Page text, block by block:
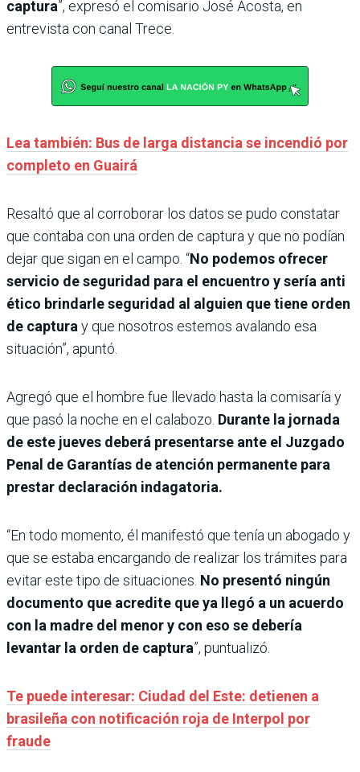
captura”, expresó el comisario José Acosta, en
entrevista con canal Trece.
Lea también: Bus de larga distancia se incendió por
completo en Guairá
Resaltó que al corroborar los datos se pudo constatar
que contaba con una orden de captura y que no podían
dejar que sigan en el campo. “No podemos ofrecer
servicio de seguridad para el encuentro y sería anti
ético brindarle seguridad al alguien que tiene orden
de capturay que nosotros estemos avalando esa
situación”, apuntó.
Agregó que el hombre fue llevado hasta la comisaría y
que pasó la noche en el calabozo. Durante la jornada
de este jueves deberá presentarse ante el Juzgado
Penal de Garantías de atención permanente para
prestar declaración indagatoria.
“En todo momento, él manifestó que tenía un abogado y
que se estaba encargando de realizar los trámites para
evitar este tipo de situaciones. No presentó ningún
documento que acredite que ya llegó a un acuerdo
con la madre del menor y con eso se debería
levantar la orden de captura”, puntualizó.
Te puede interesar: Ciudad del Este: detienen a
brasileña con notificación roja de Interpol por
fraude